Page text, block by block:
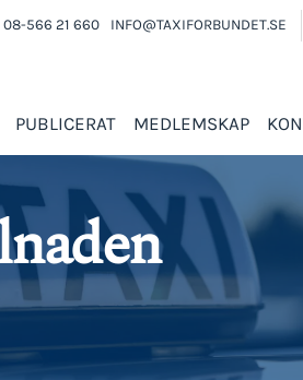
08-566 21 660 INFO@TAXIFORBUNDET.SE
PUBLICERAT MEDLEMSKAP